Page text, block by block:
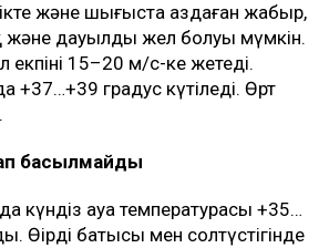
және шығыста аздаған жаңбыр,
және дауылды жел болуы мүмкін.
екпіні 15–20 м/с-ке жетеді.
+37…+39 градус күтіледі. Өрт
басылмайды
күндіз ауа температурасы +35…
Өңірдің батысы мен солтүстігінде